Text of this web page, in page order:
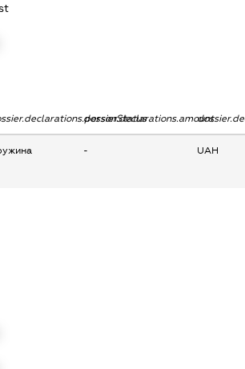
dossier.declarations.amount
- UAH